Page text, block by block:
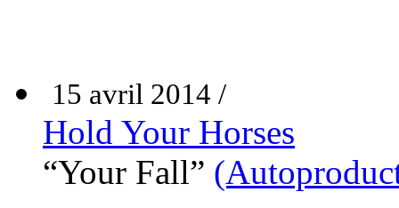
15 avril 2014 /
Hold Your Horses
“Your Fall”